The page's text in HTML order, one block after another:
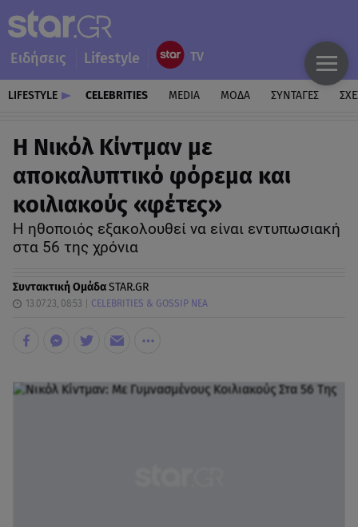
Ειδήσεις Lifestyle
LIFESTYLE CELEBRITIES MEDIA ΜΟΔΑ ΣΥΝΤΑΓΕΣ
Η Νικόλ Κίντμαν με
αποκαλυπτικό φόρεμα και
κοιλιακούς «φέτες»
Η ηθοποιός εξακολουθεί να είναι εντυπωσιακή
στα 56 της χρόνια
Συντακτική ΟμάδαSTAR.GR
13.07.23, 08:53 CELEBRITIES & GOSSIP ΝΕΑ